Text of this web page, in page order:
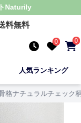
Naturily
料無料
0 0
人気ランキング
格ナチュラルチェック